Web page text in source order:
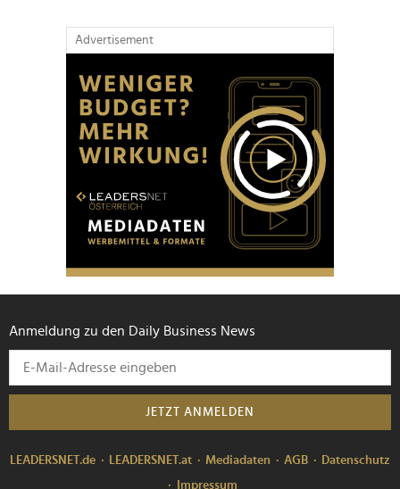
Advertisement
Anmeldung zu den Daily Business News
JETZT ANMELDEN
LEADERSNET.de LEADERSNET.at Mediadaten AGB
Datenschutz
Impressum